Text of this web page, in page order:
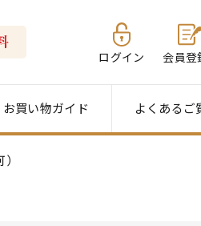
ログイン 会員登
お買い物ガイド よくあるご